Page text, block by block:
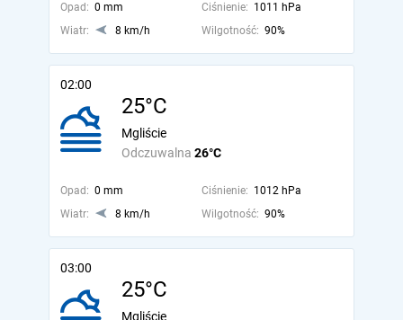
Opad: 0 mm Ciśnienie: 1011 hPa
Wiatr:
8 km/h Wilgotność: 90%
02:00
25°C
Odczuwalna 26°C
Mgliście
Opad: 0 mm Ciśnienie: 1012 hPa
Wiatr:
8 km/h Wilgotność: 90%
03:00
25°C
Mgliście